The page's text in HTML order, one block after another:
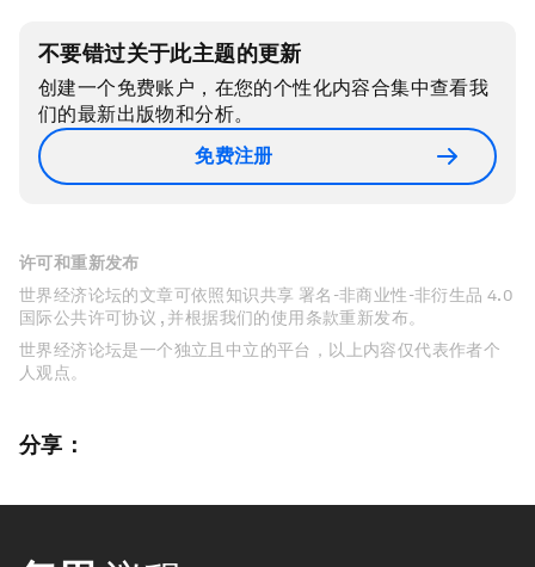
不要错过关于此主题的更新
创建一个免费账户，在您的个性化内容合集中查看我
们的最新出版物和分析。
免费注册
许可和重新发布
世界经济论坛的文章可依照知识共享 署名-非商业性-非衍生品 4.0
国际公共许可协议 , 并根据我们的使用条款重新发布。
世界经济论坛是一个独立且中立的平台，以上内容仅代表作者个
人观点。
分享：